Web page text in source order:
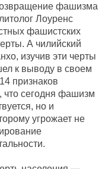
фашизма
Лоуренс
фашистских
А чилийский
изучив эти черты
к выводу в своем
признаков
сегодня фашизм
но и
угрожает не